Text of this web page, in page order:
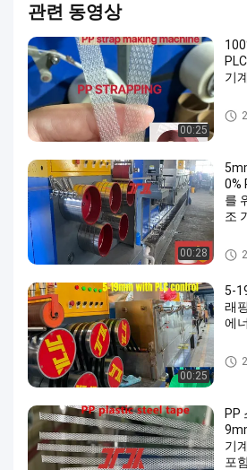
관련 동영상
00:25
기
PP
00:28
0%
를
조
PP
00:25
5-
래
에
PP
PP
기
포